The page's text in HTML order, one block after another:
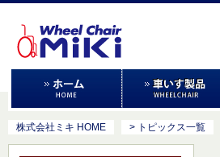
株式会社ミキ HOME > トピックス一覧